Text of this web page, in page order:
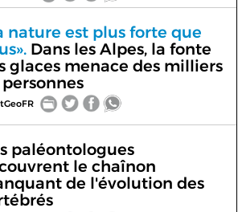
nature est plus forte que
Dans les Alpes, la fonte
glaces menace des milliers
paléontologues
le chaînon
de l'évolution des